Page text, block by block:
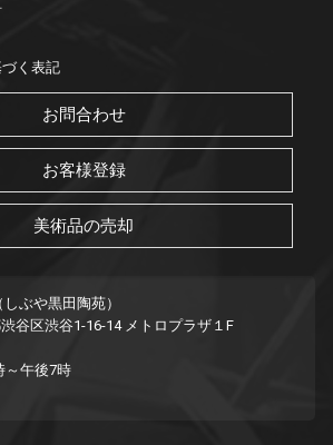
く表記
お問合わせ
お客様登録
美術品の売却
ぶや黒田陶苑）
谷区渋谷1-16-14 メトロプラザ１F
～午後7時